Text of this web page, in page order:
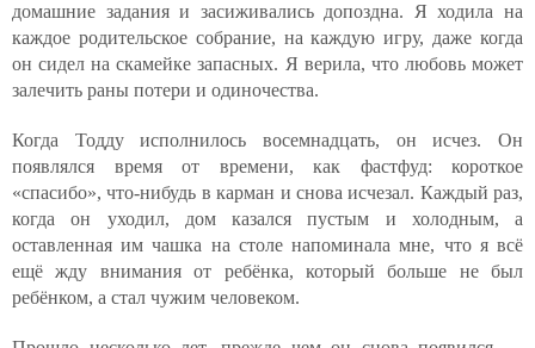
домашние задания и засиживались допоздна. Я ходила на
каждое родительское собрание, на каждую игру, даже когда
он сидел на скамейке запасных. Я верила, что любовь может
залечить раны потери и одиночества.
Когда Тодду исполнилось восемнадцать, он исчез. Он
появлялся время от времени, как фастфуд: короткое
«спасибо», что-нибудь в карман и снова исчезал. Каждый раз,
когда он уходил, дом казался пустым и холодным, а
оставленная им чашка на столе напоминала мне, что я всё
ещё жду внимания от ребёнка, который больше не был
ребёнком, а стал чужим человеком.